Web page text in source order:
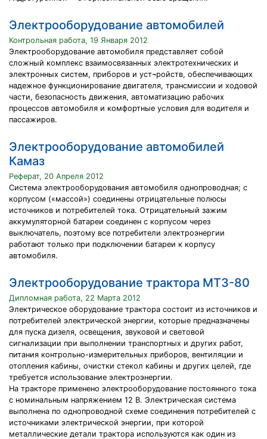
Электрооборудование автомобилей
Контрольная работа, 19 Января 2012
Электрооборудование автомобиля представляет собой
сложный комплекс взаимосвязанных электротехнических и
электронных систем, приборов и уст¬ройств, обеспечивающих
надежное функционирование двигателя, трансмиссии и ходовой
части, безопасность движения, автоматизацию рабочих
процессов автомобиля и комфортные условия для водителя и
пассажиров.
Электрооборудование автомобилей
Камаз
Реферат, 20 Апреля 2012
Система электрооборудования автомобиля однопроводная; с
корпусом («массой») соединены отрицательные полюсы
источников и потребителей тока. Отрицательный зажим
аккумуляторной батареи соединен с корпусом через
выключатель, поэтому все потребители электроэнергии
работают только при подключении батареи к корпусу
автомобиля.
Электрооборудование трактора МТЗ-80
Дипломная работа, 22 Марта 2012
Электрическое оборудование трактора состоит из источников и
потребителей электрической энергии, которые предназначены
для пуска дизеля, освещения, звуковой и световой
сигнализации при выполнении транспортных и других работ,
питания контрольно-измерительных при­боров, вентиляции и
отопления кабины, очистки стекол кабины и других целей, где
требуется использование электроэнергии.
На тракторе применено электрооборудование постоянного тока
с но­минальным напряжением 12 В. Электрическая система
выполнена по однопроводной схеме соединения потребителей с
источниками электри­ческой энергии, при которой
металлические детали трактора использу­ются как один из